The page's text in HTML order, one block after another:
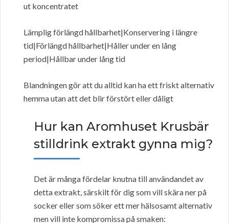
ut koncentratet
Lämplig förlängd hållbarhet|Konservering i längre
tid|Förlängd hållbarhet|Håller under en lång
period|Hållbar under lång tid
Blandningen gör att du alltid kan ha ett friskt alternativ
hemma utan att det blir förstört eller dåligt
Hur kan Aromhuset Krusbär
stilldrink extrakt gynna mig?
Det är många fördelar knutna till användandet av
detta extrakt, särskilt för dig som vill skära ner på
socker eller som söker ett mer hälsosamt alternativ
men vill inte kompromissa på smaken: